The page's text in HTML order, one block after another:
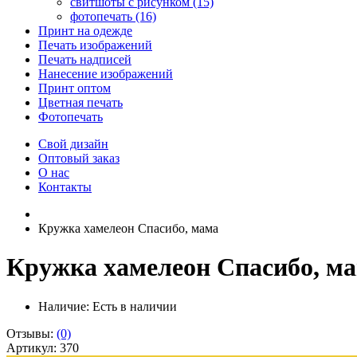
фотопечать (16)
Принт на одежде
Печать изображений
Печать надписей
Нанесение изображений
Принт оптом
Цветная печать
Фотопечать
Свой дизайн
Оптовый заказ
О нас
Контакты
Кружка хамелеон Спасибо, мама
Кружка хамелеон Спасибо,
Наличие: Есть в наличии
Отзывы: (0)
Артикул: 370